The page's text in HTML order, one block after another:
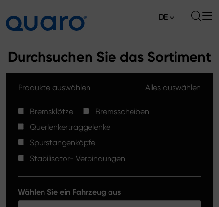
Bremsklötze
Bremsscheiben High Carbon
Spurstangenköpfe
Bremsklötze Silver Ceramic
Aktuelles
Verkaufsstellen
Kontakt
DE
Durchsuchen Sie das Sortiment
Produkte auswählen Alles auswählen
Bremsklötze
Bremsscheiben
Querlenkertraggelenke
Spurstangenköpfe
Stabilisator- Verbindungen
Wählen Sie ein Fahrzeug aus